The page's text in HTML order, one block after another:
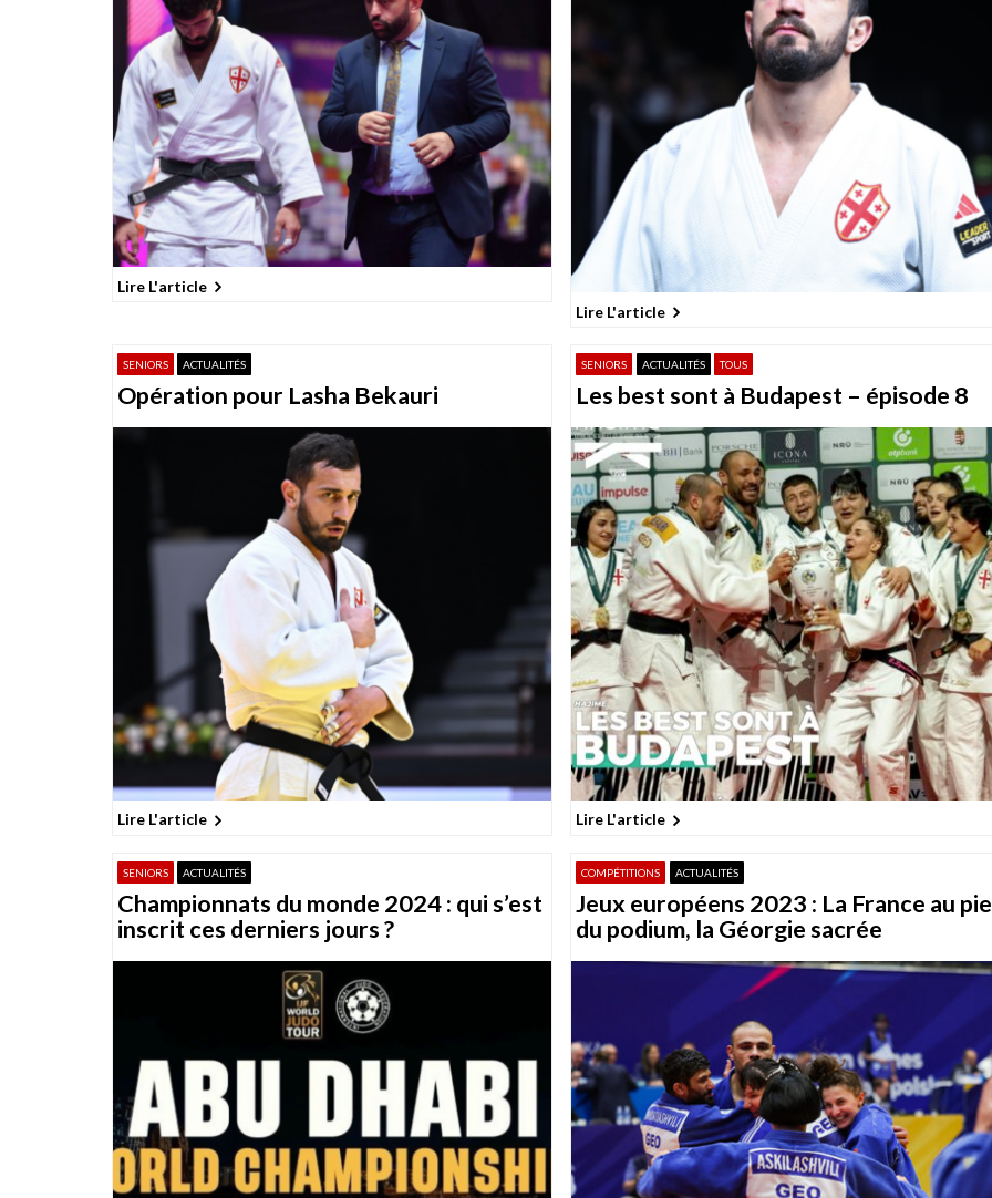
Lire L'article
Lire L'article
SENIORS ACTUALITÉS
Opération pour Lasha Bekauri
Lire L'article
SENIORS ACTUALITÉS TOUS
Les best sont à Budapest – épisode 8
Lire L'article
SENIORS ACTUALITÉS
Championnats du monde 2024 : qui s’est
inscrit ces derniers jours ?
COMPÉTITIONS ACTUALITÉS
Jeux européens 2023 : La France au
du podium, la Géorgie sacrée
o
n
d
e
s
p
u
b
i
c
a